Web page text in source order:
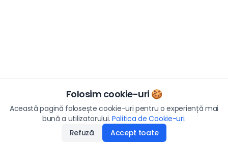
Folosim cookie-uri 🍪
Această pagină folosește cookie-uri pentru o experiență mai
bună a utilizatorului. Politica de Cookie-uri.
Refuză
Accept toate